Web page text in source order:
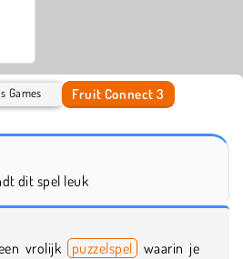
Games Fruit Connect 3
dit spel leuk
vrolijk puzzelspel waarin je